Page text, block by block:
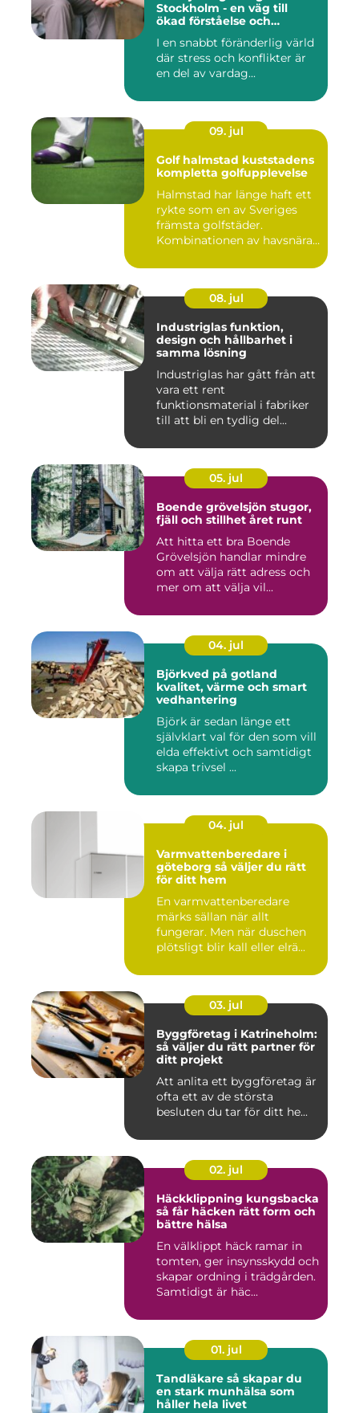
Stockholm - en väg till
ökad förståelse och
I en snabbt föränderlig värld
där stress och konflikter är
en del av vardag...
09. jul
Golf halmstad kuststadens
kompletta golfupplevelse
Halmstad har länge haft ett
rykte som en av Sveriges
främsta golfstäder.
Kombinationen av havsnära
08. jul
Industriglas funktion,
design och hållbarhet i
samma lösning
Industriglas har gått från att
vara ett rent
funktionsmaterial i fabriker
till att bli en tydlig del...
05. jul
Boende grövelsjön stugor,
fjäll och stillhet året runt
Att hitta ett bra Boende
Grövelsjön handlar mindre
om att välja rätt adress och
mer om att välja vil...
04. jul
Björkved på gotland
kvalitet, värme och smart
vedhantering
Björk är sedan länge ett
självklart val för den som vill
elda effektivt och samtidigt
skapa trivsel ...
04. jul
Varmvattenberedare i
göteborg så väljer du rätt
för ditt hem
En varmvattenberedare
märks sällan när allt
fungerar. Men när duschen
plötsligt blir kall eller elrä...
03. jul
Byggföretag i Katrineholm:
så väljer du rätt partner för
ditt projekt
Att anlita ett byggföretag är
ofta ett av de största
besluten du tar för ditt he...
02. jul
Häckklippning kungsbacka
så får häcken rätt form och
bättre hälsa
En välklippt häck ramar in
tomten, ger insynsskydd och
skapar ordning i trädgården.
Samtidigt är häc...
01. jul
Tandläkare så skapar du
en stark munhälsa som
håller hela livet